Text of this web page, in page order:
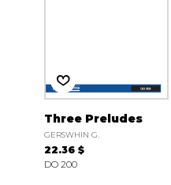
Three Preludes
GERSWHIN G.
22.36 $
DO 200